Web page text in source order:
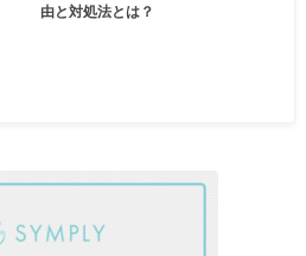
由と対処法とは？